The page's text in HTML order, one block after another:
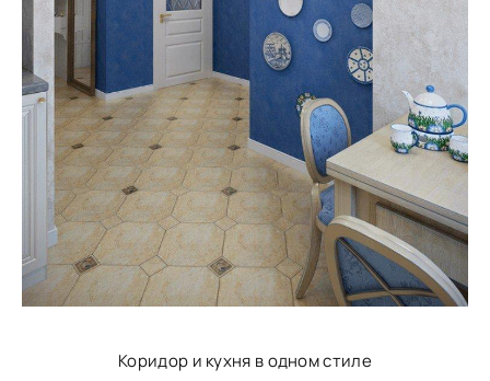
Коридор и кухня в одном стиле